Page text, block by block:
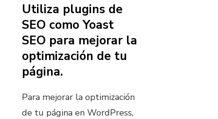
Utiliza plugins de
SEO como Yoast
SEO para mejorar la
optimización de tu
página.
Para mejorar la optimización
de tu página en WordPress,